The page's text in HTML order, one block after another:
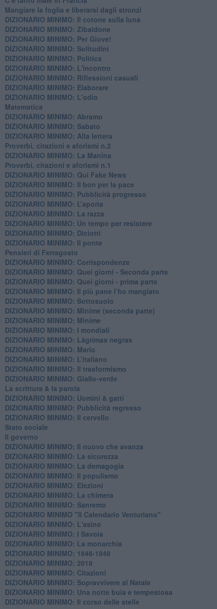
​Mangiare la foglia e liberarsi dagli stronzi
DIZIONARIO MINIMO: Il cotone sulla luna
DIZIONARIO MINIMO: Zibaldone
DIZIONARIO MINIMO: Per Giove!
DIZIONARIO MINIMO: Solitudini
DIZIONARIO MINIMO: Politica
DIZIONARIO MINIMO: L'incontro
DIZIONARIO MINIMO: Riflessioni casuali
DIZIONARIO MINIMO: Elaborare
DIZIONARIO MINIMO: L'odio
​Matematica
DIZIONARIO MINIMO: Abramo
DIZIONARIO MINIMO: Sabato
​DIZIONARIO MINIMO: Alla lettera
Proverbi, citazioni e aforismi n.2
DIZIONARIO MINIMO: La Manina
​Proverbi, citazioni e aforismi n.1
DIZIONARIO MINIMO: Qui Fake News
DIZIONARIO MINIMO: ​Il bon per la pace
DIZIONARIO MINIMO: Pubblicità progresso
DIZIONARIO MINIMO: L’aporìa
DIZIONARIO MINIMO: La razza
DIZIONARIO MINIMO: Un tempo per resistere
DIZIONARIO MINIMO: Diciotti
DIZIONARIO MINIMO: Il ponte
Pensieri di Ferragosto
DIZIONARIO MINIMO: Corrispondenze
DIZIONARIO MINIMO: Quei giorni - Seconda parte
DIZIONARIO MINIMO: Quei giorni - prima parte
DIZIONARIO MINIMO: Il più pane l’ho mangiato
DIZIONARIO MINIMO: Sottosuolo
DIZIONARIO MINIMO: Minime (seconda parte)
DIZIONARIO MINIMO: Minime
DIZIONARIO MINIMO: ​I mondiali
DIZIONARIO MINIMO: ​Lágrimas negras
DIZIONARIO MINIMO: Mario
DIZIONARIO MINIMO: L’italiano
DIZIONARIO MINIMO: Il trasformismo
DIZIONARIO MINIMO: Giallo-verde
La scrittura & la parola
​DIZIONARIO MINIMO: Uomini & gatti
DIZIONARIO MINIMO: ​Pubblicità regresso
DIZIONARIO MINIMO: Il cervello
Stato sociale
Il governo
DIZIONARIO MINIMO: Il nuovo che avanza
DIZIONARIO MINIMO: La sicurezza
DIZIONARIO MINIMO: La demagogia
DIZIONARIO MINIMO: Il populismo
DIZIONARIO MINIMO: Elezioni
DIZIONARIO MINIMO: La chimera
DIZIONARIO MINIMO: Sanremo
DIZIONARIO MINIMO "Il Calendario Venturiano"
DIZIONARIO MINIMO: L'asino
DIZIONARIO MINIMO: I Savoia
DIZIONARIO MINIMO: La monarchia
DIZIONARIO MINIMO: 1848-1948
DIZIONARIO MINIMO: 2018
DIZIONARIO MINIMO: Citazioni
DIZIONARIO MINIMO: ​Sopravvivere al Natale
DIZIONARIO MINIMO: ​Una notte buia e tempestosa
DIZIONARIO MINIMO: Il corso delle stelle